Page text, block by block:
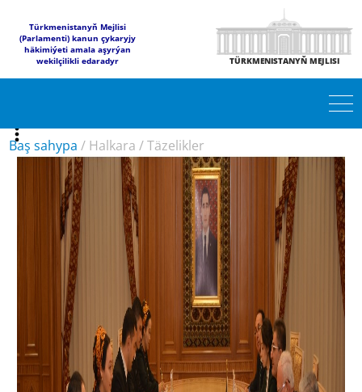
Türkmenistanyň Mejlisi
(Parlamenti) kanun çykaryjy
häkimiýeti amala aşyrýan
wekilçilikli edaradyr
TÜRKMENISTANYŇ MEJLISI
Baş sahypa / Halkara /Täzelikler